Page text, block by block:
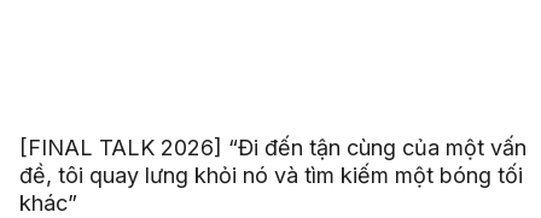
[FINAL TALK 2026] “Đi đến tận cùng của một vấn
đề, tôi quay lưng khỏi nó và tìm kiếm một bóng tối
khác”